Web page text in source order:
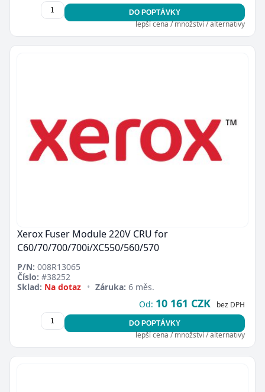
DO POPTÁVKY
lepší cena / množství / alternativy
Xerox Fuser Module 220V CRU for
C60/70/700/700i/XC550/560/570
P/N: 008R13065
Číslo: #38252
Sklad: Na dotaz • Záruka: 6 měs.
Od: 10 161 CZK bez DPH
DO POPTÁVKY
lepší cena / množství / alternativy